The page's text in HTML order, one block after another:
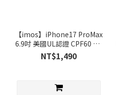
【imos】iPhone17 ProMax
6.9吋 美國UL認證 CPF60 AR
低反光低藍光螢幕保護貼
NT$1,490